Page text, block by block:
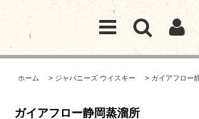
ホーム > ジャパニーズ ウイスキー > ガイアフロー
ガイアフロー静岡蒸溜所